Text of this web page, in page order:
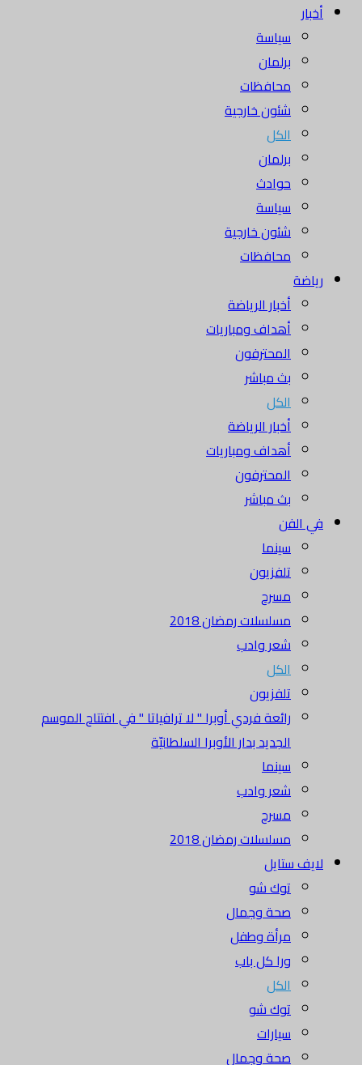
أخبار
سياسة
برلمان
محافظات
شئون خارجية
الكل
برلمان
حوادث
سياسة
شئون خارجية
محافظات
رياضة
أخبار الرياضة
أهداف ومباريات
المحترفون
بث مباشر
الكل
أخبار الرياضة
أهداف ومباريات
المحترفون
بث مباشر
في الفن
سينما
تلفزيون
مسرح
مسلسلات رمضان 2018
شعر وادب
الكل
تلفزيون
رائعة فردي أوبرا " لا ترافياتا " في افتتاح الموسم
الجديد بدار الأوبرا السلطانيّة
سينما
شعر وادب
مسرح
مسلسلات رمضان 2018
لايف ستايل
توك شو
صحة وجمال
مرأة وطفل
ورا كل باب
الكل
توك شو
سيارات
صحة وجمال